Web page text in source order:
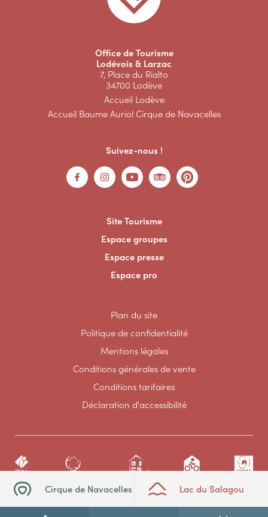
Cirque de Navacelles Lac du Salagou
Office de Tourisme
Lodévois & Larzac
7, Place du Rialto
34700 Lodève
Accueil Lodève
Accueil Baume Auriol Cirque de Navacelles
Suivez-nous !
Site Tourisme
Espace groupes
Espace presse
Espace pro
Plan du site
Politique de confidentialité
Mentions légales
Conditions générales de vente
Conditions tarifaires
Déclaration d'accessibilité